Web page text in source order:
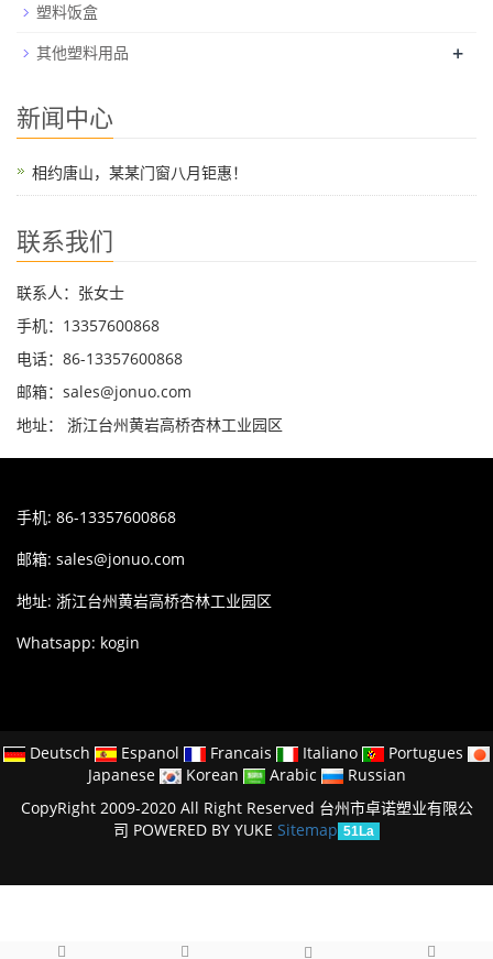
塑料饭盒
其他塑料用品
+
新闻中心
相约唐山，某某门窗八月钜惠！
联系我们
联系人：张女士
手机：13357600868
电话：86-13357600868
邮箱：sales@jonuo.com
地址： 浙江台州黄岩高桥杏林工业园区
手机: 86-13357600868
邮箱: sales@jonuo.com
地址: 浙江台州黄岩高桥杏林工业园区
Whatsapp: kogin
Deutsch Espanol Francais Italiano
Portugues
Japanese
Korean Arabic
Russian
CopyRight 2009-2020 All Right Reserved 台州市卓诺塑业有限公
司 POWERED BY YUKE Sitemap 51La